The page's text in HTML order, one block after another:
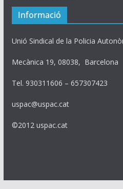
Informació
Unió Sindical de la Policia
Mecànica 19, 08038, Barcelona
Tel. 930311606 – 657307423
uspac@uspac.cat
©2012 uspac.cat